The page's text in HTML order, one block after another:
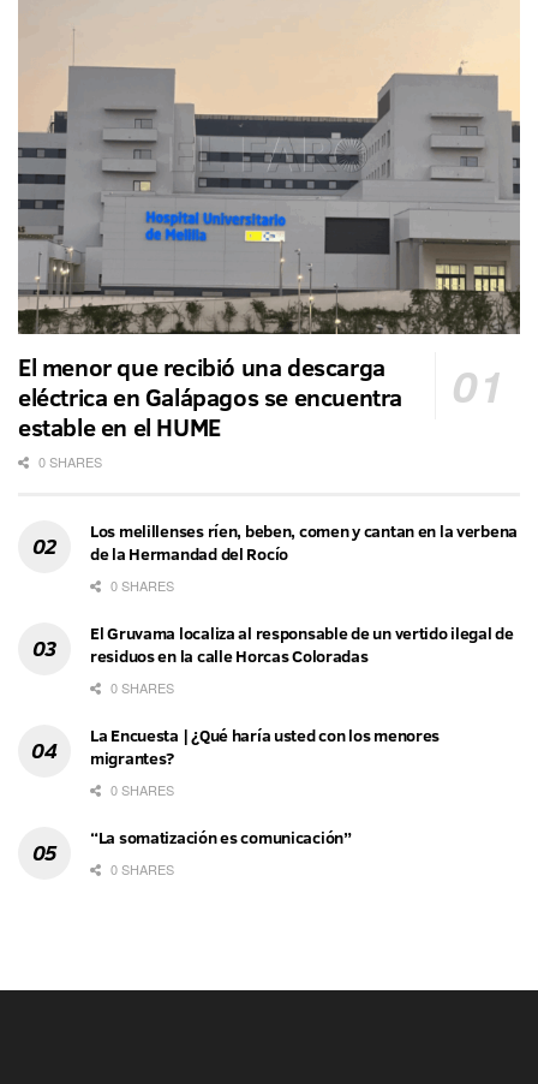
El menor que recibió una descarga
eléctrica en Galápagos se encuentra
estable en el HUME
0 SHARES
Los melillenses ríen, beben, comen y cantan en la verbena
de la Hermandad del Rocío
0 SHARES
El Gruvama localiza al responsable de un vertido ilegal de
residuos en la calle Horcas Coloradas
0 SHARES
La Encuesta | ¿Qué haría usted con los menores
migrantes?
0 SHARES
“La somatización es comunicación”
0 SHARES